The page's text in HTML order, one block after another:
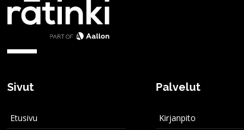
Sivut
Etusivu
Palvelut
Kirjanpito